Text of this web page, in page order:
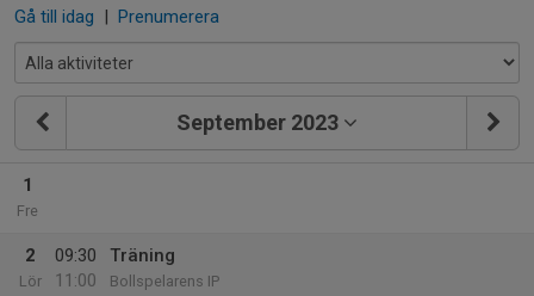
Gå till idag | Prenumerera
September 2023
1
Fre
2
Lör
09:30
11:00
Träning
Bollspelarens IP